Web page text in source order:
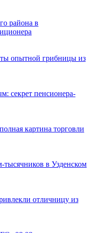
района в
опытной грибницы из
секрет пенсионера-
картина торговли
в Узденском
отличницу из